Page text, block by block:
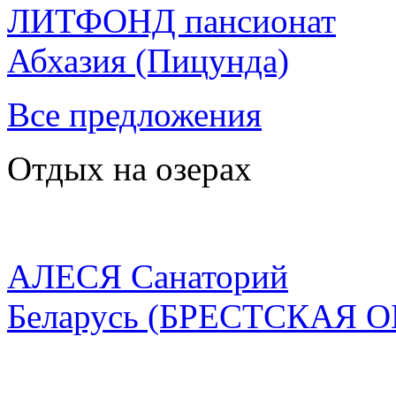
ЛИТФОНД пансионат
Абхазия (Пицунда)
Все предложения
Отдых на озерах
АЛЕСЯ Санаторий
Беларусь (БРЕСТСКАЯ